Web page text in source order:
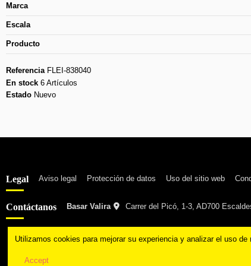
Marca
Escala
Producto
Referencia FLEI-838040
En stock 6 Artículos
Estado Nuevo
Legal Aviso legal Protección de datos Uso del sitio web
Contáctanos Basar Valira Carrer del Picó, 1-3, AD700
Utilizamos cookies para mejorar su experiencia y analizar el uso
Accept